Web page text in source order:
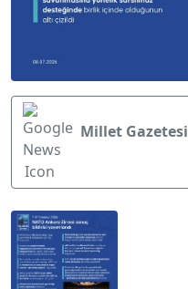
Millet Gazetesi